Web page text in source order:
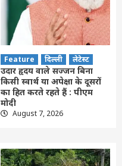
Feature दिल्ली लेटेस्ट
उदार हृदय वाले सज्जन बिना
किसी स्वार्थ या अपेक्षा के दूसरों
का हित करते रहते हैं : पीएम
मोदी
August 7, 2026